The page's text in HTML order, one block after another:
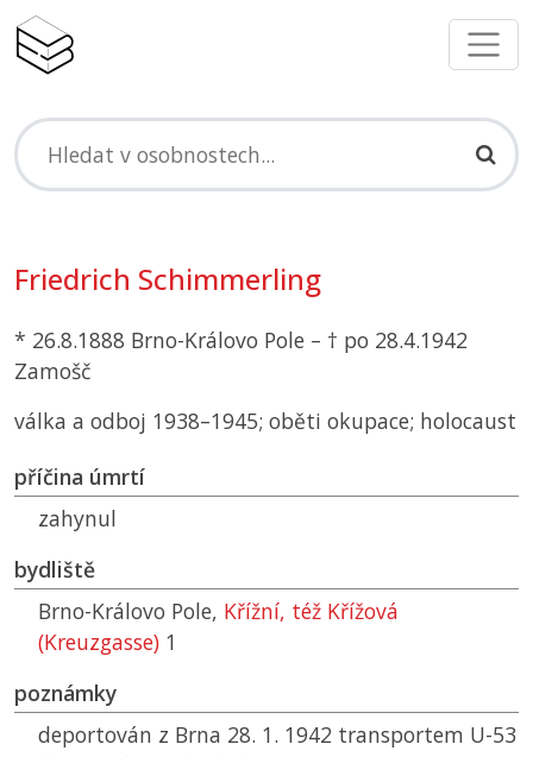
Friedrich Schimmerling
* 26.8.1888 Brno-Královo Pole – † po 28.4.1942
Zamošč
válka a odboj 1938–1945; oběti okupace; holocaust
příčina úmrtí
zahynul
bydliště
Brno-Královo Pole, Křížní, též Křížová
(Kreuzgasse) 1
poznámky
deportován z Brna 28. 1. 1942 transportem U-53